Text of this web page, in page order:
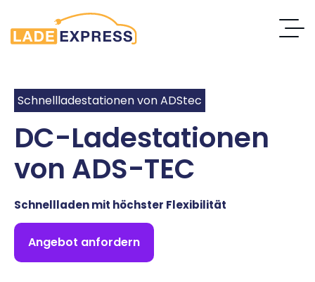
Schnellladestationen von ADStec
DC-Ladestationen
von ADS-TEC
Schnellladen mit höchster Flexibilität
Angebot anfordern